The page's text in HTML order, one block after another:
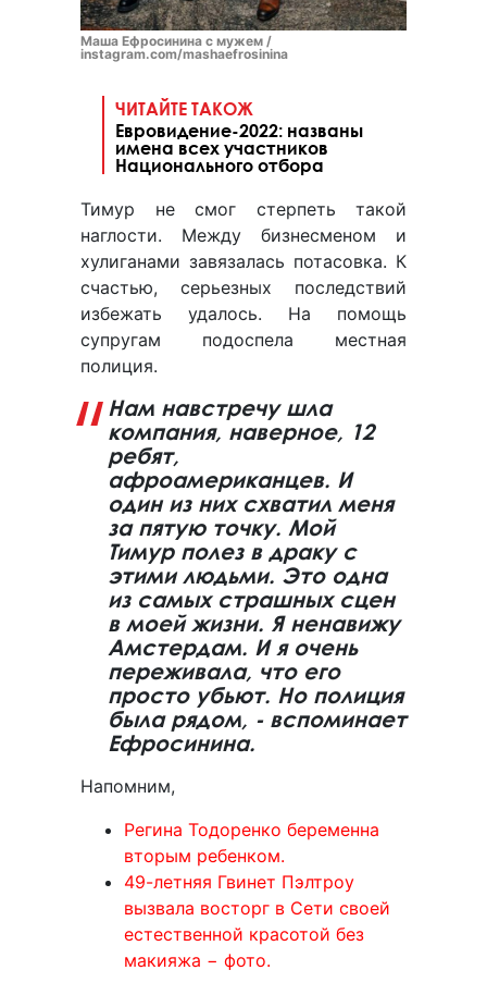
Маша Ефросинина с мужем /
instagram.com/mashaefrosinina
ЧИТАЙТЕ ТАКОЖ
Евровидение-2022: названы
имена всех участников
Национального отбора
Тимур не смог стерпеть такой
наглости. Между бизнесменом и
хулиганами завязалась потасовка. К
счастью, серьезных последствий
избежать удалось. На помощь
супругам подоспела местная
полиция.
Нам навстречу шла
компания, наверное, 12
ребят,
афроамериканцев. И
один из них схватил меня
за пятую точку. Мой
Тимур полез в драку с
этими людьми. Это одна
из самых страшных сцен
в моей жизни. Я ненавижу
Амстердам. И я очень
переживала, что его
просто убьют. Но полиция
была рядом, - вспоминает
Ефросинина.
Напомним,
Регина Тодоренко беременна
вторым ребенком.
49-летняя Гвинет Пэлтроу
вызвала восторг в Сети своей
естественной красотой без
макияжа − фото.